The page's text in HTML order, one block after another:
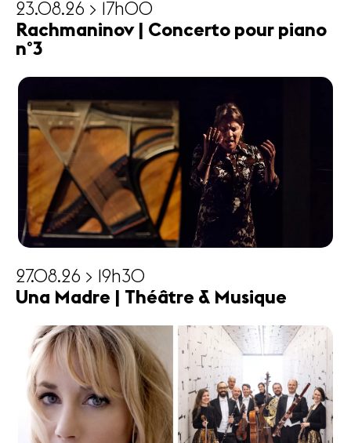
23.08.26 > 17h00
Rachmaninov | Concerto pour piano
n°3
27.08.26 > 19h30
Una Madre | Théâtre & Musique